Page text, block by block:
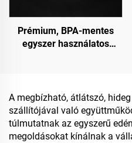
Prémium, BPA-mentes
egyszer használatos
A megbízható, átlátszó,
szállítójával való
túlmutatnak az egyszerű
megoldásokat kínálnak a